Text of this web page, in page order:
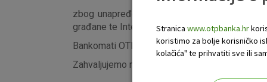
zbog unapređenja sustava poslovnice OTP
građane te Internet bankarstva za tvrtke i
Bankomati OTP banke na usluzi su vam 24
Zahvaljujemo na razumijevanju.
Stranica www.otpbanka.hr
koristimo za bolje korisničko
kolačića" te prihvatiti sve ili